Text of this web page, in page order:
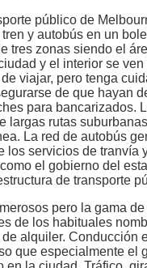
público de
y autobús en un
tres zonas siendo el
y el interior se
viajar, pero tenga
de que hayan
para bancarizados.
largas rutas
La red de autobús
los servicios de tranvía
el gobierno del
de transporte
pero la gama
de los habituales
alquiler. Conducción
que especialmente el